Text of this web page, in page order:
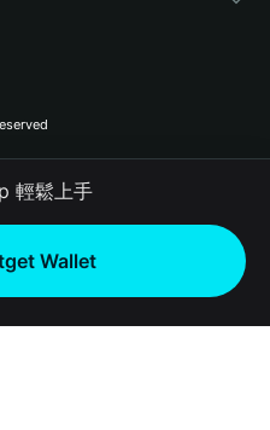
輕鬆上手
Wallet